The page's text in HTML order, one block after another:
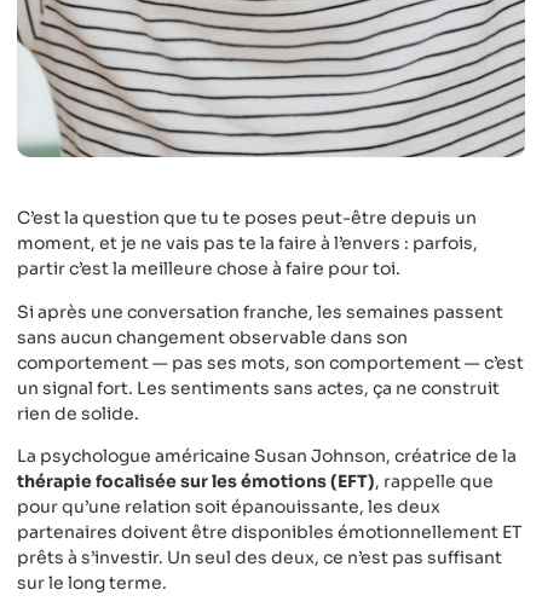
C’est la question que tu te poses peut-être depuis un
moment, et je ne vais pas te la faire à l’envers : parfois,
partir c’est la meilleure chose à faire pour toi.
Si après une conversation franche, les semaines passent
sans aucun changement observable dans son
comportement — pas ses mots, son comportement — c’est
un signal fort. Les sentiments sans actes, ça ne construit
rien de solide.
La psychologue américaine Susan Johnson, créatrice de la
thérapie focalisée sur les émotions (EFT), rappelle que
pour qu’une relation soit épanouissante, les deux
partenaires doivent être disponibles émotionnellement ET
prêts à s’investir. Un seul des deux, ce n’est pas suffisant
sur le long terme.